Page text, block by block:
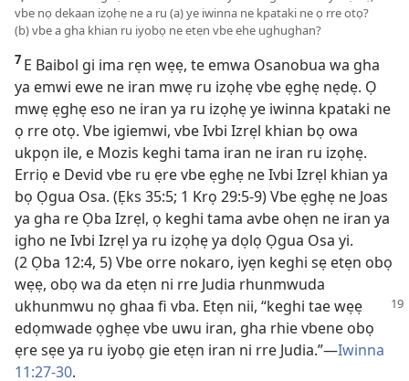
vbe nọ dekaan izọhẹ ne a ru (a) ye iwinna ne kpataki ne ọ rre otọ?
(b) vbe a gha khian ru iyobọ ne etẹn vbe ehe ughughan?
7 E Baibol gi ima rẹn wẹẹ, te emwa Osanobua wa gha
ya emwi ewe ne iran mwẹ ru izọhẹ vbe ẹghẹ nẹdẹ. Ọ
mwẹ ẹghẹ eso ne iran ya ru izọhẹ ye iwinna kpataki ne
ọ rre otọ. Vbe igiemwi, vbe Ivbi Izrẹl khian bọ owa
ukpọn ile, e Mozis keghi tama iran ne iran ru izọhẹ.
Erriọ e Devid vbe ru ẹre vbe ẹghẹ ne Ivbi Izrẹl khian ya
bọ Ọgua Osa. (Ẹks 35:5; 1 Krọ 29:5-9) Vbe ẹghẹ ne Joas
ya gha re Ọba Izrẹl, ọ keghi tama avbe ohẹn ne iran ya
igho ne Ivbi Izrẹl ya ru izọhẹ ya dọlọ Ọgua Osa yi.
(2 Ọba 12:4, 5) Vbe orre nokaro, iyẹn keghi sẹ etẹn obọ
wẹẹ, obọ wa da etẹn ni rre Judia rhunmwuda
ukhunmwu nọ ghaa fi vba. Etẹn nii, “keghi tae wẹẹ
edọmwade ọghẹe vbe uwu iran, gha rhie vbene obọ
ẹre sẹe ya ru iyobọ gie etẹn iran ni rre Judia.”—Iwinna
11:27-30.